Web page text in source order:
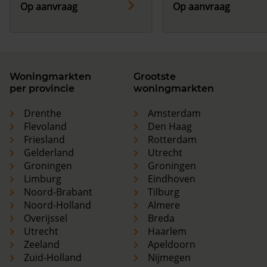
Op aanvraag Op aanvraag
Woningmarkten
per provincie
Drenthe
Flevoland
Friesland
Gelderland
Groningen
Limburg
Noord-Brabant
Noord-Holland
Overijssel
Utrecht
Zeeland
Zuid-Holland
Grootste
woningmarkten
Amsterdam
Den Haag
Rotterdam
Utrecht
Groningen
Eindhoven
Tilburg
Almere
Breda
Haarlem
Apeldoorn
Nijmegen